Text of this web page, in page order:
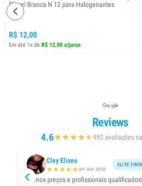
Pincel Branca N 12 para Halogenantes
R$ 12,00
Em até 1x de R$ 12,00 s/juros
Reviews
4.6★★★★★
★992 avaliações
Cley Eliseu
★★★★★um ano atrás
ELITE
Ótimos preços e profissionais